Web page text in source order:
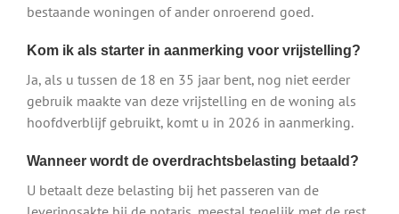
bestaande woningen of ander onroerend goed.
Kom ik als starter in aanmerking voor vrijstelling?
Ja, als u tussen de 18 en 35 jaar bent, nog niet eerder
gebruik maakte van deze vrijstelling en de woning als
hoofdverblijf gebruikt, komt u in 2026 in aanmerking.
Wanneer wordt de overdrachtsbelasting betaald?
U betaalt deze belasting bij het passeren van de